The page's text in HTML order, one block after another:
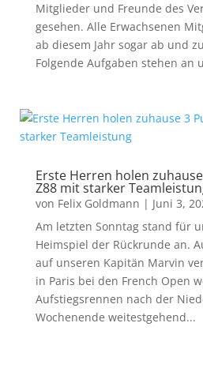
Mitglieder und Freunde des
gesehen. Alle Erwachsenen
ab diesem Jahr sogar ab und
Folgende Aufgaben stehen an
Erste Herren holen
Z88 mit starker
von Felix Goldmann | Juni 3,
Am letzten Sonntag stand für
Heimspiel der Rückrunde an.
auf unseren Kapitän Marvin
in Paris bei den French Open
Aufstiegsrennen nach der
Wochenende weitestgehend...